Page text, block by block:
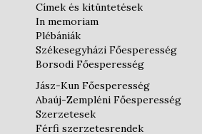
Címek és kitüntetések
In memoriam
Plébániák
Székesegyházi Főesperesség
Borsodi Főesperesség
Jász-Kun Főesperesség
Abaúj-Zempléni Főesperesség
Szerzetesek
Férfi szerzetesrendek